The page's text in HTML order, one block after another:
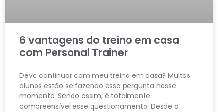
6 vantagens do treino em casa
com Personal Trainer
Devo continuar com meu treino em casa? Muitos
alunos estão se fazendo essa pergunta nesse
momento. Sendo assim, é totalmente
compreensível esse questionamento. Desde o